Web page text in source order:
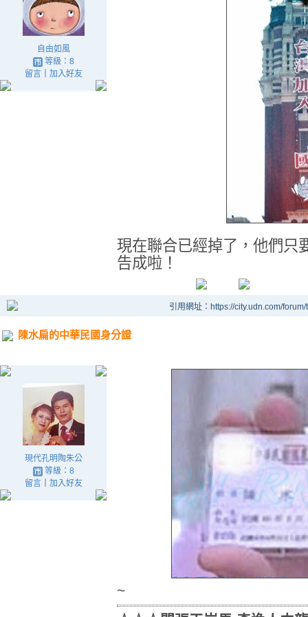
自由如風
等級：8
留言｜ 加入好友
現在聯合已經掉了，他們只
告成啦！
引用網址：https://city.udn.com/
陳水扁的中華民國身分證
現代孔明陶朱公
等級：8
留言｜ 加入好友
~